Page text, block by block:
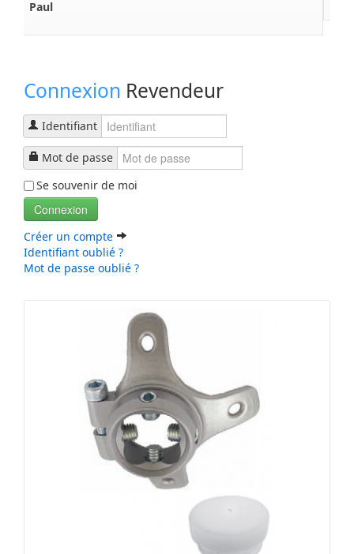
Connexion Revendeur
Identifiant
Mot de passe
Se souvenir de moi
Connexion
Créer un compte
Identifiant oublié ?
Mot de passe oublié ?